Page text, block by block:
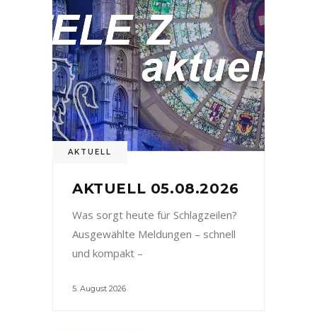
AKTUELL
AKTUELL 05.08.2026
Was sorgt heute für Schlagzeilen?
Ausgewählte Meldungen – schnell
und kompakt –
5. August 2026